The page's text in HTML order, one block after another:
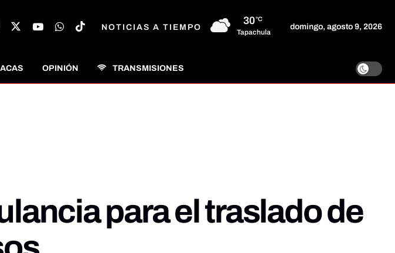
NOTICIAS A TIEMPO
30°C
Tapachula
domingo, agosto 9, 2026
OPINIÓN TRANSMISIONES
para el traslado de